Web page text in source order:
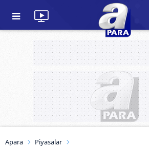
Apara
Piyasalar